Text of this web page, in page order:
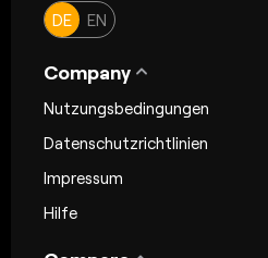
DE EN
Company
Nutzungsbedingungen
Datenschutzrichtlinien
Impressum
Hilfe